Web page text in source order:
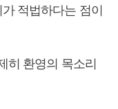
적법하다는 점이
히 환영의 목소리